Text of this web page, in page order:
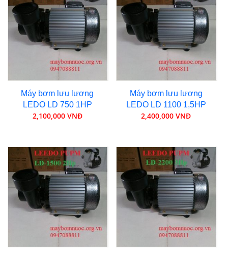
Máy bơm lưu lượng
LEDO LD 750 1HP
2,100,000 VNĐ
Máy bơm lưu lượng
LEDO LD 1100 1,5HP
2,400,000 VNĐ